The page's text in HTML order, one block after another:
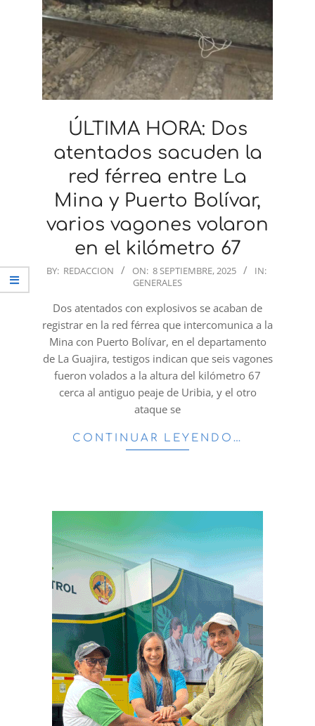
ÚLTIMA HORA: Dos
atentados sacuden la
red férrea entre La
Mina y Puerto Bolívar,
varios vagones volaron
en el kilómetro 67
2025-
08
BY: REDACCION ON: 8 SEPTIEMBRE, 2025
IN:
GENERALES
Dos atentados con explosivos se acaban de
registrar en la red férrea que intercomunica a la
Mina con Puerto Bolívar, en el departamento
de La Guajira, testigos indican que seis vagones
fueron volados a la altura del kilómetro 67
cerca al antiguo peaje de Uribia, y el otro
ataque se
CONTINUAR LEYENDO…